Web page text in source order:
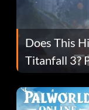
Does This
Titanfall 3?
Fans Are